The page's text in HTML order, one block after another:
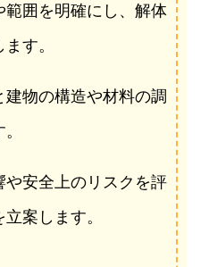
範囲を明確にし、解体
す。
建物の構造や材料の調
や安全上のリスクを評
案します。